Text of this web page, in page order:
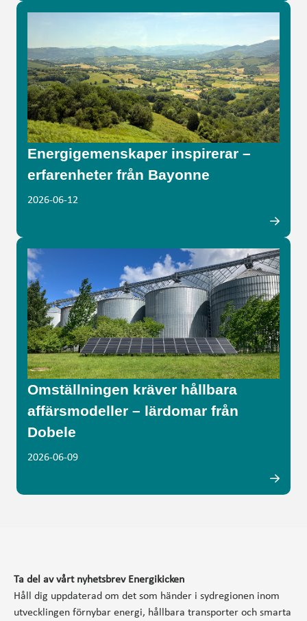
Energigemenskaper inspirerar –
erfarenheter från Bayonne
2026-06-12
Omställningen kräver hållbara
affärsmodeller – lärdomar från
Dobele
2026-06-09
Ta del av vårt nyhetsbrev Energikicken
Håll dig uppdaterad om det som händer i sydregionen inom
utvecklingen förnybar energi, hållbara transporter och smarta